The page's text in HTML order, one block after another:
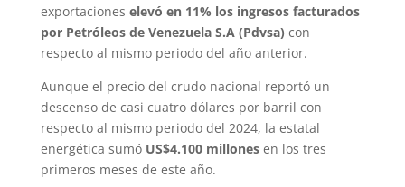
exportaciones elevó en 11% los ingresos facturados
por Petróleos de Venezuela S.A (Pdvsa) con
respecto al mismo periodo del año anterior.
Aunque el precio del crudo nacional reportó un
descenso de casi cuatro dólares por barril con
respecto al mismo periodo del 2024, la estatal
energética sumóUS$4.100 millonesen los tres
primeros meses de este año.